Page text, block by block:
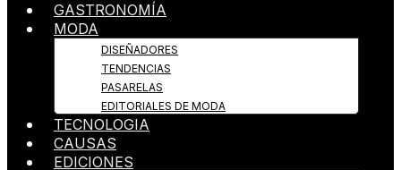
GASTRONOMÍA
MODA
DISEÑADORES
TENDENCIAS
PASARELAS
EDITORIALES DE MODA
TECNOLOGIA
CAUSAS
EDICIONES